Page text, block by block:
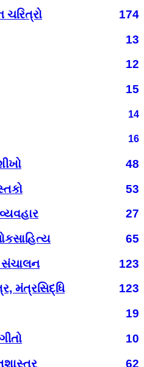
174
13
12
15
14
16
48
53
27
65
સંચાલન
123
મંત્રસિદ્ધિ
123
19
10
62